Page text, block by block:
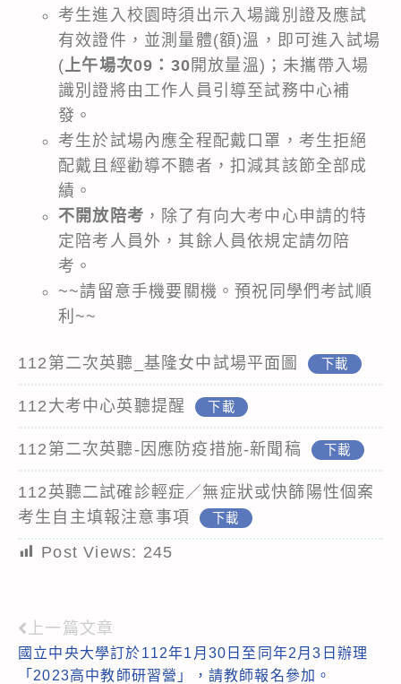
考生進入校園時須出示入場識別證及應試
有效證件，並測量體(額)溫，即可進入試場
( 上午場次09：30 開放量溫)；未攜帶入場
識別證將由工作人員引導至試務中心補
發。
考生於試場內應全程配戴口罩，考生拒絕
配戴且經勸導不聽者，扣減其該節全部成
績。
不開放陪考 ，除了有向大考中心申請的特
定陪考人員外，其餘人員依規定請勿陪
考。
~~請留意手機要關機。預祝同學們考試順
利~~
112第二次英聽_基隆女中試場平面圖 下載
112大考中心英聽提醒 下載
112第二次英聽-因應防疫措施-新聞稿 下載
112英聽二試確診輕症／無症狀或快篩陽性個案
考生自主填報注意事項
下載
Post Views: 245
Read
more
上一篇文章
國立中央大學訂於112年1月30日至同年2月3日辦理
「2023高中教師研習營」，請教師報名參加。